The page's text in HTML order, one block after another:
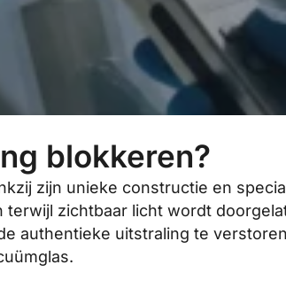
blokkeren?
zijn unieke constructie en
zichtbaar licht wordt
authentieke uitstraling te